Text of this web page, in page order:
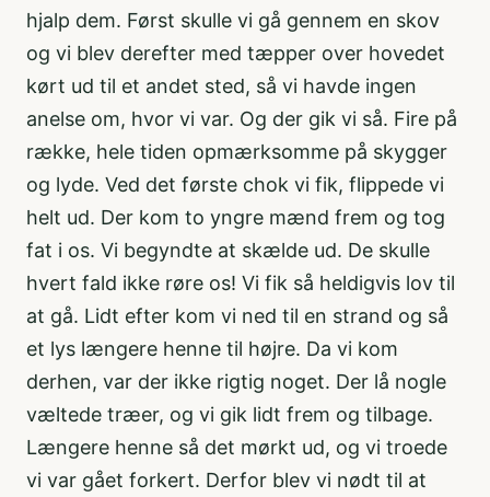
hjalp dem. Først skulle vi gå gennem en skov
og vi blev derefter med tæpper over hovedet
kørt ud til et andet sted, så vi havde ingen
anelse om, hvor vi var. Og der gik vi så. Fire på
række, hele tiden opmærksomme på skygger
og lyde. Ved det første chok vi fik, flippede vi
helt ud. Der kom to yngre mænd frem og tog
fat i os. Vi begyndte at skælde ud. De skulle
hvert fald ikke røre os! Vi fik så heldigvis lov til
at gå. Lidt efter kom vi ned til en strand og så
et lys længere henne til højre. Da vi kom
derhen, var der ikke rigtig noget. Der lå nogle
væltede træer, og vi gik lidt frem og tilbage.
Længere henne så det mørkt ud, og vi troede
vi var gået forkert. Derfor blev vi nødt til at